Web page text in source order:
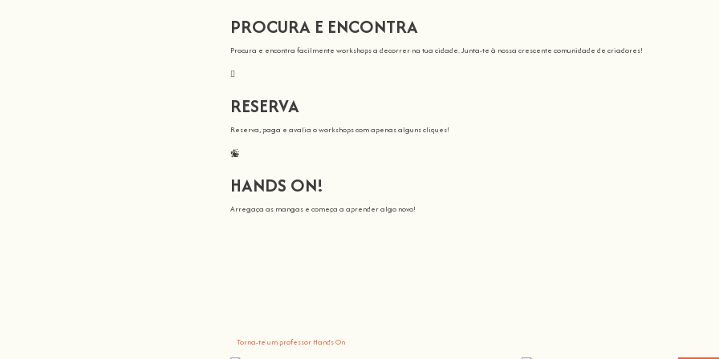
PROCURA E ENCONTRA
Procura e encontra facilmente workshops a decorrer na tua cidade. Junta-te à nossa crescente comunidade de criadores!
RESERVA
Reserva, paga e avalia o workshops com apenas alguns cliques!
HANDS ON!
Arregaça as mangas e começa a aprender algo novo!
Torna-te um professor Hands On